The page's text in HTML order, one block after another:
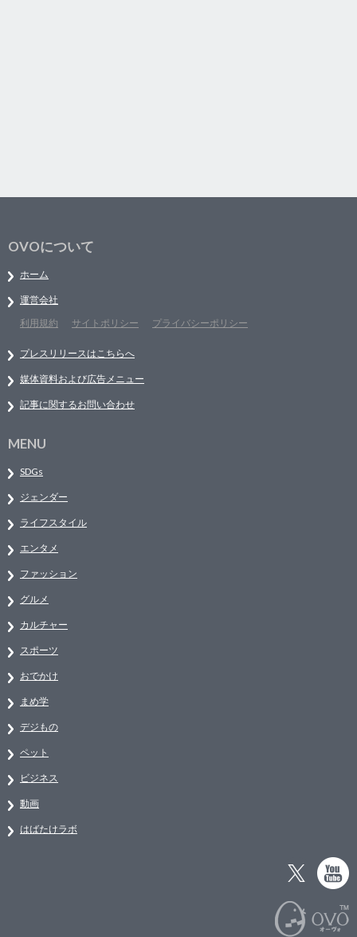
OVOについて
ホーム
運営会社
利用規約
サイトポリシー プライバシーポリシー
プレスリリースはこちらへ
媒体資料および広告メニュー
記事に関するお問い合わせ
MENU
SDGs
ジェンダー
ライフスタイル
エンタメ
ファッション
グルメ
カルチャー
スポーツ
おでかけ
まめ学
デジもの
ペット
ビジネス
動画
はばたけラボ